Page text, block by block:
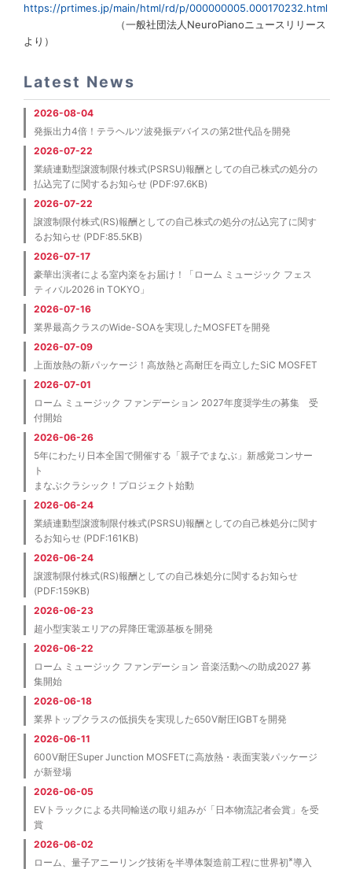
https://prtimes.jp/main/html/rd/p/000000005.000170232.html
（一般社団法人NeuroPianoニュースリリース
より）
Latest News
2026-08-04
発振出力4倍！テラヘルツ波発振デバイスの第2世代品を開発
2026-07-22
業績連動型譲渡制限付株式(PSRSU)報酬としての自己株式の処分の
払込完了に関するお知らせ (PDF:97.6KB)
2026-07-22
譲渡制限付株式(RS)報酬としての自己株式の処分の払込完了に関す
るお知らせ (PDF:85.5KB)
2026-07-17
豪華出演者による室内楽をお届け！「ローム ミュージック フェス
ティバル2026 in TOKYO」
2026-07-16
業界最高クラスのWide-SOAを実現したMOSFETを開発
2026-07-09
上面放熱の新パッケージ！高放熱と高耐圧を両立したSiC MOSFET
2026-07-01
ローム ミュージック ファンデーション 2027年度奨学生の募集 受
付開始
2026-06-26
5年にわたり日本全国で開催する「親子でまなぶ」新感覚コンサー
ト
まなぶクラシック！プロジェクト始動
2026-06-24
業績連動型譲渡制限付株式(PSRSU)報酬としての自己株処分に関す
るお知らせ (PDF:161KB)
2026-06-24
譲渡制限付株式(RS)報酬としての自己株処分に関するお知らせ
(PDF:159KB)
2026-06-23
超小型実装エリアの昇降圧電源基板を開発
2026-06-22
ローム ミュージック ファンデーション 音楽活動への助成2027 募
集開始
2026-06-18
業界トップクラスの低損失を実現した650V耐圧IGBTを開発
2026-06-11
600V耐圧Super Junction MOSFETに高放熱・表面実装パッケージ
が新登場
2026-06-05
EVトラックによる共同輸送の取り組みが「日本物流記者会賞」を受
賞
2026-06-02
ローム、量子アニーリング技術を半導体製造前工程に世界初※導入